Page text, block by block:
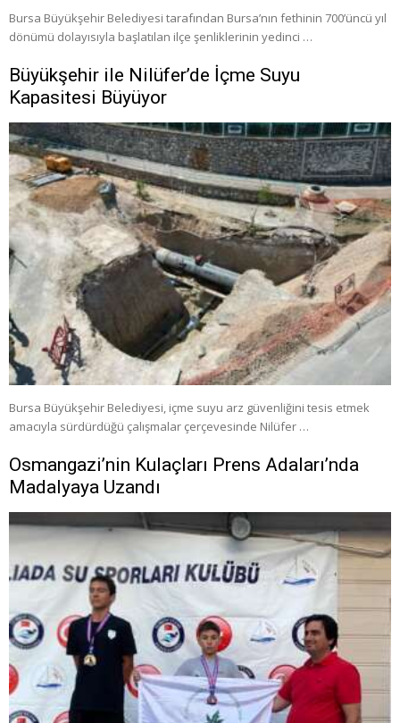
Bursa Büyükşehir Belediyesi tarafından Bursa’nın fethinin 700’üncü yıl
dönümü dolayısıyla başlatılan ilçe şenliklerinin yedinci …
Büyükşehir ile Nilüfer’de İçme Suyu
Kapasitesi Büyüyor
Bursa Büyükşehir Belediyesi, içme suyu arz güvenliğini tesis etmek
amacıyla sürdürdüğü çalışmalar çerçevesinde Nilüfer …
Osmangazi’nin Kulaçları Prens Adaları’nda
Madalyaya Uzandı